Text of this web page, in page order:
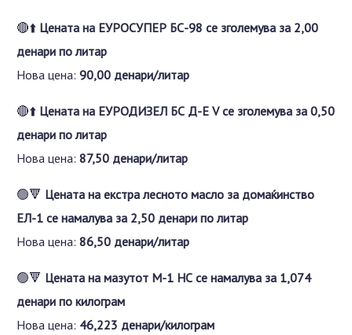
🔴⬆️ Цената на ЕУРОСУПЕР БС-98 се зголемува за 2,00
денари по литар
Нова цена:90,00 денари/литар
🔴⬆️ Цената на ЕУРОДИЗЕЛ БС Д-Е V се зголемува за 0,50
денари по литар
Нова цена:87,50 денари/литар
🟢🔻 Цената на екстра лесното масло за домаќинство
ЕЛ-1 се намалува за 2,50 денари по литар
Нова цена:86,50 денари/литар
🟢🔻 Цената на мазутот М-1 НС се намалува за 1,074
денари по килограм
Нова цена: 46,223 денари/килограм